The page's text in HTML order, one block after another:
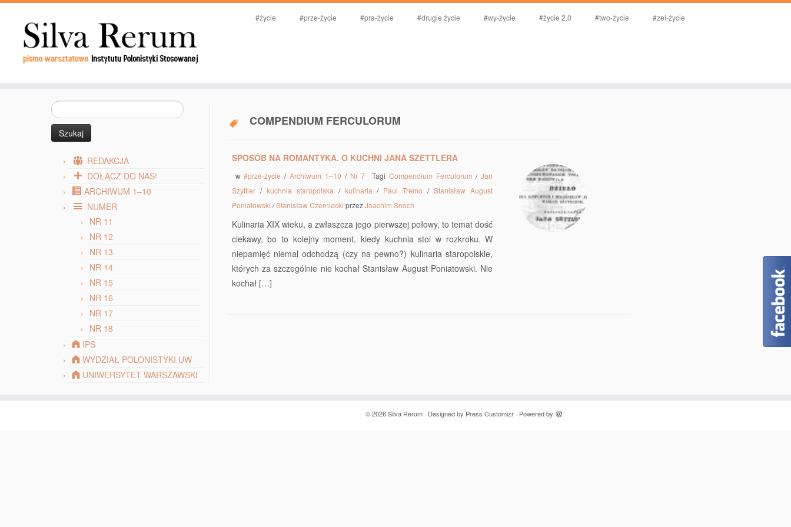
#życie #prze-życie #pra-życie #drugie życie #wy-życie #życie 2.0 #two-życie #zel-życie
Szukaj:
REDAKCJA
DOŁĄCZ DO NAS!
ARCHIWUM 1–10
NUMER
NR 11
NR 12
NR 13
NR 14
NR 15
NR 16
NR 17
NR 18
IPS
WYDZIAŁ POLONISTYKI UW
UNIWERSYTET WARSZAWSKI
COMPENDIUM FERCULORUM
SPOSÓB NA ROMANTYKA. O KUCHNI JANA SZETTLERA
w#prze-życie/Archiwum 1–10 / Nr 7 Tagi Compendium Ferculorum/Jan
Szyttler / kuchnia staropolska / kulinaria/ Paul Tremo/Stanisław August
Poniatowski /Stanisław Czerniecki przezJoachim Snoch
Kulinaria XIX wieku, a zwłaszcza jego pierwszej połowy, to temat dość
ciekawy, bo to kolejny moment, kiedy kuchnia stoi w rozkroku. W
niepamięć niemal odchodzą (czy na pewno?) kulinaria staropolskie,
których za szczególnie nie kochał Stanisław August Poniatowski. Nie
kochał […]
· © 2026Silva Rerum · Designed by Press Customizr · Powered by ·